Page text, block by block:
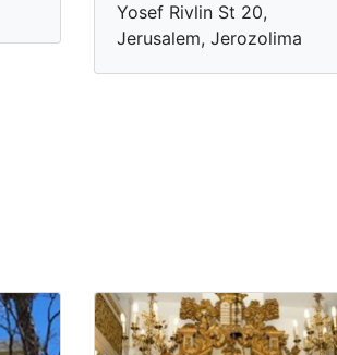
Yosef Rivlin St 20,
Jerusalem, Jerozolima